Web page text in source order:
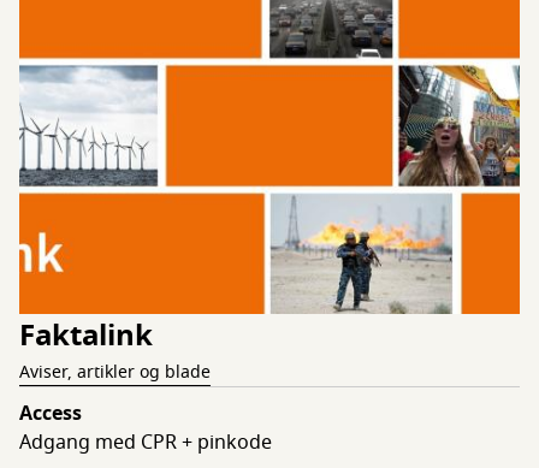
Faktalink
Aviser, artikler og blade
Access
Adgang med CPR + pinkode